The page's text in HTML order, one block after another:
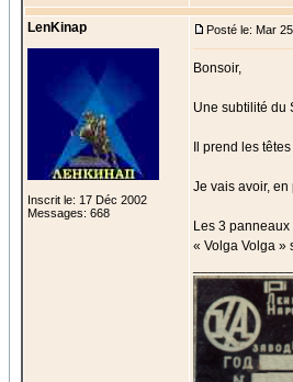
LenKinap
Inscrit le: 17 Déc 2002
Messages: 668
Posté le: Mar
Bonsoir,
Une subtilité du
Il prend les
Je vais avoir,
Les 3
« Volga Volga »